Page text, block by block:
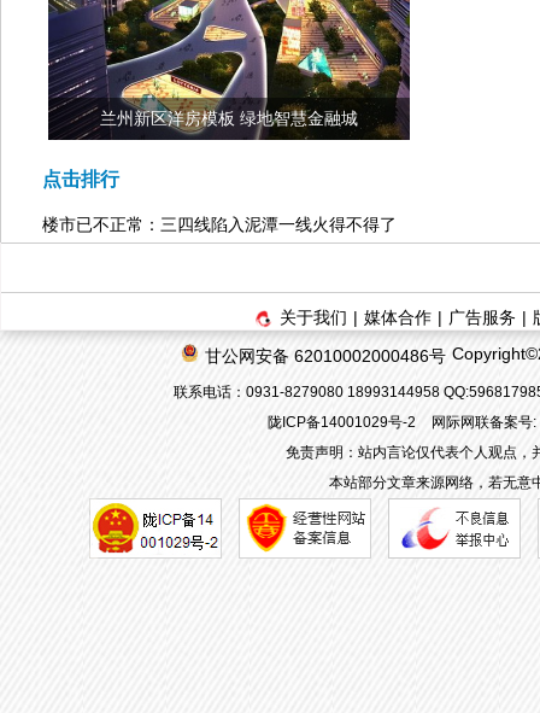
兰州新区洋房模板 绿地智慧金融城
点击排行
楼市已不正常：三四线陷入泥潭一线火得不得了
关于我们 | 媒体合作 | 广告服务 |
甘公网安备 62010002000486号
联系电话：0931-8279080 18993144958
陇ICP备14001029号-2
网际网联备案
免责声明：站内言论仅代表个人观点，
本站部分文章来源网络，若无意